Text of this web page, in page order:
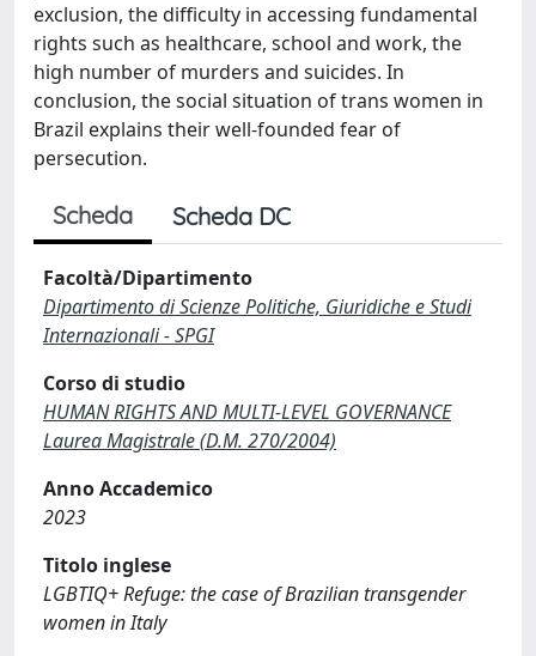
exclusion, the difficulty in accessing fundamental
rights such as healthcare, school and work, the
high number of murders and suicides. In
conclusion, the social situation of trans women in
Brazil explains their well-founded fear of
persecution.
Scheda Scheda DC
Facoltà/Dipartimento
Dipartimento di Scienze Politiche, Giuridiche e Studi
Internazionali - SPGI
Corso di studio
HUMAN RIGHTS AND MULTI-LEVEL GOVERNANCE
Laurea Magistrale (D.M. 270/2004)
Anno Accademico
2023
Titolo inglese
LGBTIQ+ Refuge: the case of Brazilian transgender
women in Italy